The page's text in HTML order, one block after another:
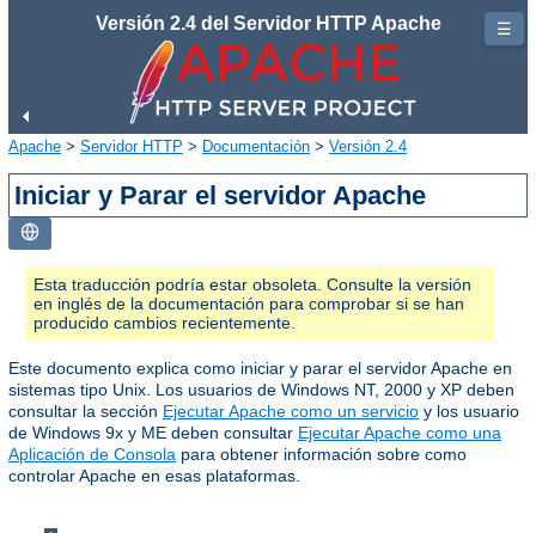
Versión 2.4 del Servidor HTTP Apache
Apache > Servidor HTTP > Documentación > Versión 2.4
Iniciar y Parar el servidor Apache
Esta traducción podría estar obsoleta. Consulte la versión
en inglés de la documentación para comprobar si se han
producido cambios recientemente.
Este documento explica como iniciar y parar el servidor Apache en
sistemas tipo Unix. Los usuarios de Windows NT, 2000 y XP deben
consultar la sección Ejecutar Apache como un servicio y los usuario
de Windows 9x y ME deben consultar Ejecutar Apache como una
Aplicación de Consola para obtener información sobre como
controlar Apache en esas plataformas.
☰